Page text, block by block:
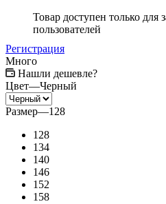
Товар доступен только для
пользователей
Регистрация
Много
Нашли дешевле?
Цвет—Черный
Размер—128
128
134
140
146
152
158